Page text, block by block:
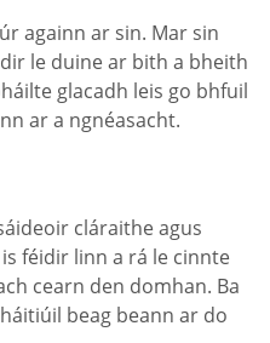
againn ar sin. Mar sin
le duine ar bith a bheith
glacadh leis go bhfuil
ar a ngnéasacht.
cláraithe agus
féidir linn a rá le cinnte
cearn den domhan. Ba
beag beann ar do